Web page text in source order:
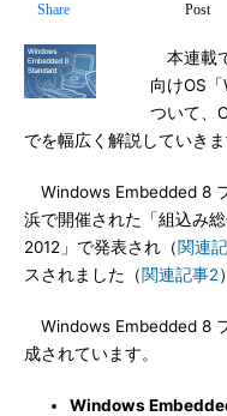
Share Post
本連載
向けOS
ついて、
でを幅広く解説していきま
Windows Embedded 8
浜で開催された「組込み
2012」で発表され（関連
スされました（関連記事2
Windows Embedded 8
成されています。
Windows